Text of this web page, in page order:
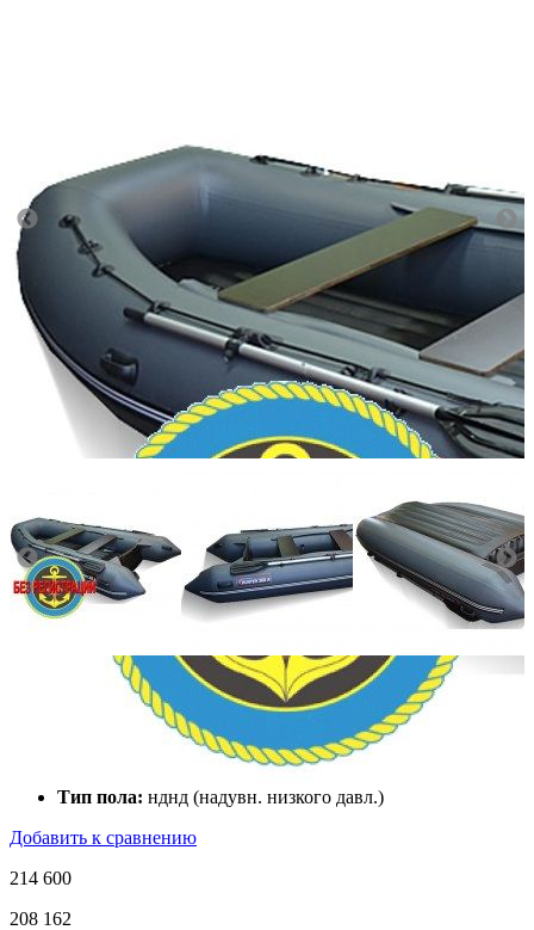
Количество мест:3
Масса комплекта:
81
Мощность мотора:9.9
Тактность двигателя:2
Тип пола: нднд (надувн. низкого давл.)
Добавить к сравнению
214 600
208 162